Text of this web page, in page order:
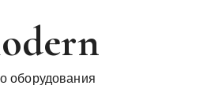
оборудования